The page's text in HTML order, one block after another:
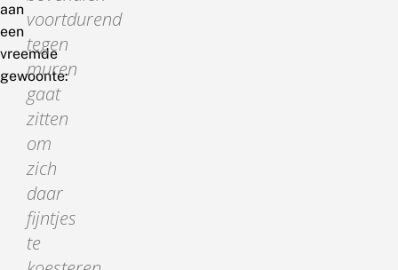
aan
een
vreemde
gewoonte:
voortdurend
tegen
muren
gaat
zitten
om
zich
daar
fijntjes
te